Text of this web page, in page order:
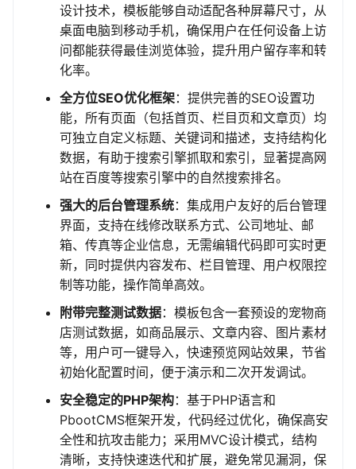
设计技术，模板能够自动适配各种屏幕尺寸，从
桌面电脑到移动手机，确保用户在任何设备上访
问都能获得最佳浏览体验，提升用户留存率和转
化率。
全方位SEO优化框架：提供完善的SEO设置功
能，所有页面（包括首页、栏目页和文章页）均
可独立自定义标题、关键词和描述，支持结构化
数据，有助于搜索引擎抓取和索引，显著提高网
站在百度等搜索引擎中的自然搜索排名。
强大的后台管理系统：集成用户友好的后台管理
界面，支持在线修改联系方式、公司地址、邮
箱、传真等企业信息，无需编辑代码即可实时更
新，同时提供内容发布、栏目管理、用户权限控
制等功能，操作简单高效。
附带完整测试数据：模板包含一套预设的宠物商
店测试数据，如商品展示、文章内容、图片素材
等，用户可一键导入，快速预览网站效果，节省
初始化配置时间，便于演示和二次开发调试。
安全稳定的PHP架构：基于PHP语言和
PbootCMS框架开发，代码经过优化，确保高安
全性和抗攻击能力；采用MVC设计模式，结构
清晰，支持快速迭代和扩展，避免常见漏洞，保